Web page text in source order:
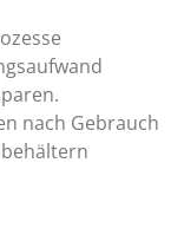
nach Gebrauch